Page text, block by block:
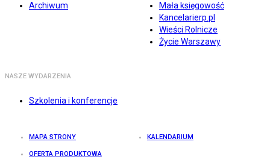
Archiwum
Mała księgowość
Kancelarierp.pl
Wieści Rolnicze
Życie Warszawy
NASZE WYDARZENIA
Szkolenia i konferencje
MAPA STRONY KALENDARIUM
OFERTA PRODUKTOWA